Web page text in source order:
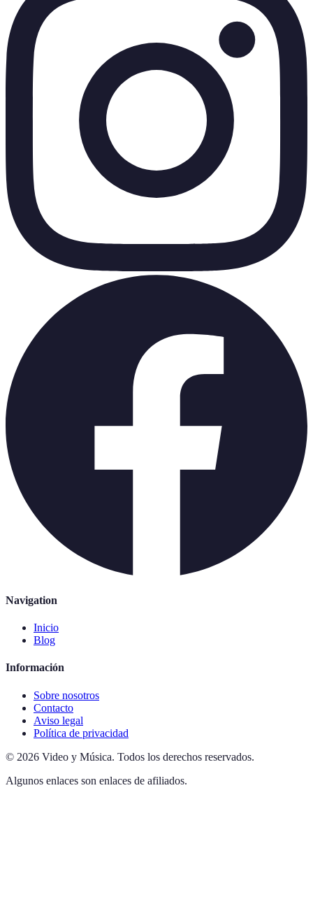
Navigation
Inicio
Blog
Información
Sobre nosotros
Contacto
Aviso legal
Política de privacidad
© 2026 Video y Música. Todos los derechos reservados.
Algunos enlaces son enlaces de afiliados.